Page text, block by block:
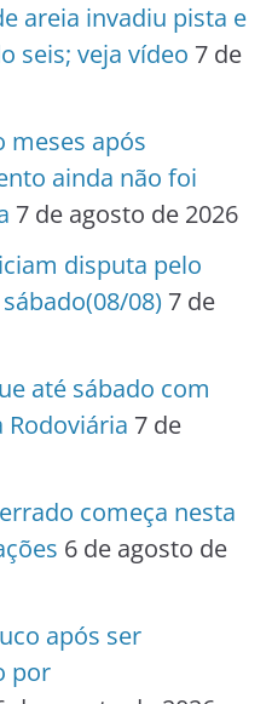
areia invadiu pista e
seis; veja vídeo 7 de
meses após
ainda não foi
7 de agosto de 2026
disputa pelo
08) 7 de
até sábado com
Rodoviária 7 de
começa nesta
6 de agosto de
após ser
por